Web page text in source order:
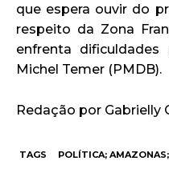
que espera ouvir do
respeito da Zona
enfrenta
Michel Temer (PMDB).
Redação por Gabrielly
TAGS POLÍTICA;